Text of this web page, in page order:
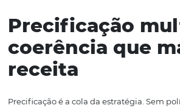
direta
Venda direta também acontece
humanos e digitais, você atende